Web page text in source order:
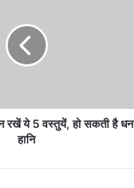
रखें ये 5 वस्तुयें, हो सकती है धन
हानि